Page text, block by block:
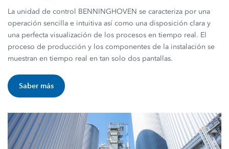
La unidad de control BENNINGHOVEN se caracteriza por una
operación sencilla e intuitiva así como una disposición clara y
una perfecta visualización de los procesos en tiempo real. El
proceso de producción y los componentes de la instalación se
muestran en tiempo real en tan solo dos pantallas.
Saber más